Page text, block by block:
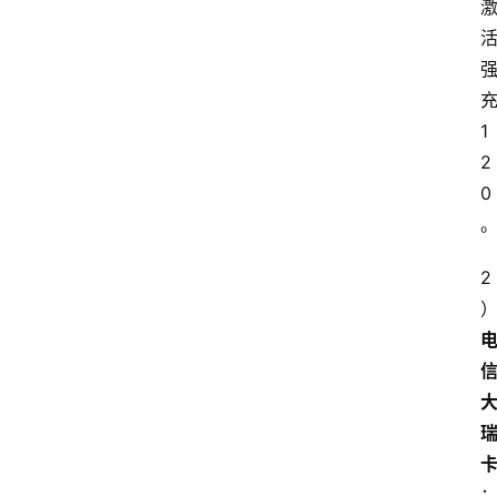
激
活
强
充
1
2
0
。
2
）
电
信
大
瑞
卡